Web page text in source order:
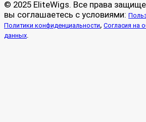
© 2025 EliteWigs. Все права
вы соглашаетесь с условиями:
Политики конфиденциальности, Согласия на
данных.